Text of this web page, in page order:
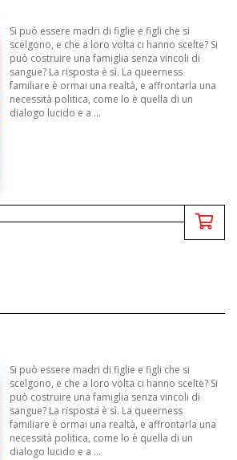
Si può essere madri di figlie e figli che si
scelgono, e che a loro volta ci hanno scelte? Si
può costruire una famiglia senza vincoli di
sangue? La risposta è sì. La queerness
familiare è ormai una realtà, e affrontarla una
necessità politica, come lo è quella di un
dialogo lucido e a ...
Si può essere madri di figlie e figli che si
scelgono, e che a loro volta ci hanno scelte? Si
può costruire una famiglia senza vincoli di
sangue? La risposta è sì. La queerness
familiare è ormai una realtà, e affrontarla una
necessità politica, come lo è quella di un
dialogo lucido e a ...